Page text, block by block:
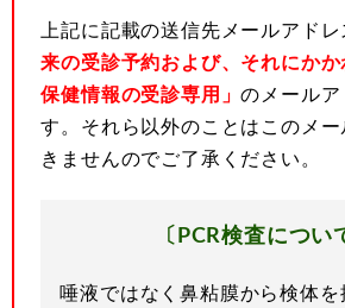
上記に記載の送信先メールアドレ
来の受診予約および、それにか
保健情報の受診専用」のメールア
す。それら以外のことはこのメ
きませんのでご了承ください。
〔PCR検査につい
唾液ではなく鼻粘膜から検体を